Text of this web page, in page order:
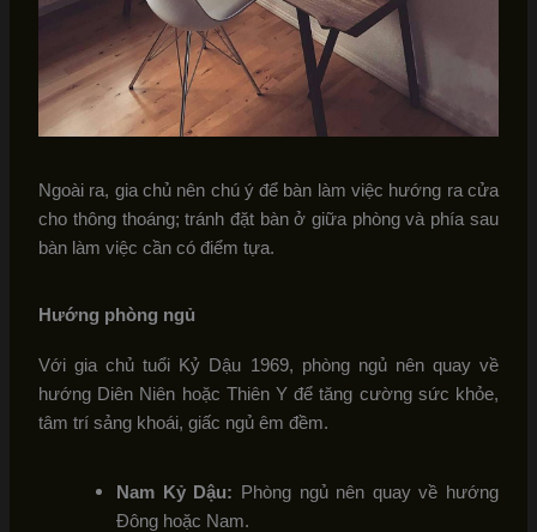
Ngoài ra, gia chủ nên chú ý để bàn làm việc hướng ra cửa
cho thông thoáng; tránh đặt bàn ở giữa phòng và phía sau
bàn làm việc cần có điểm tựa.
Hướng phòng ngủ
Với gia chủ tuổi Kỷ Dậu 1969, phòng ngủ nên quay về
hướng Diên Niên hoặc Thiên Y để tăng cường sức khỏe,
tâm trí sảng khoái, giấc ngủ êm đềm.
Nam Kỷ Dậu: Phòng ngủ nên quay về hướng
Đông hoặc Nam.